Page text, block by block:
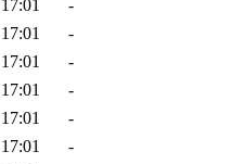
-
-
-
-
-
-